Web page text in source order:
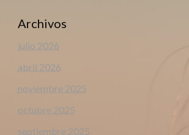
Archivos
julio 2026
abril 2026
noviembre 2025
octubre 2025
septiembre 2025